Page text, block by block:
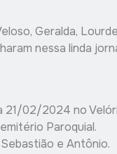
Geralda,
nessa linda
21/02/2024 no
Paroquial.
e Antônio.